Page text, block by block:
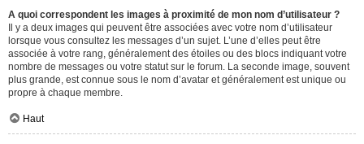
A quoi correspondent les images à proximité de mon nom d’utilisateur ?
Il y a deux images qui peuvent être associées avec votre nom d’utilisateur
lorsque vous consultez les messages d’un sujet. L’une d’elles peut être
associée à votre rang, généralement des étoiles ou des blocs indiquant votre
nombre de messages ou votre statut sur le forum. La seconde image, souvent
plus grande, est connue sous le nom d’avatar et généralement est unique ou
propre à chaque membre.
Haut